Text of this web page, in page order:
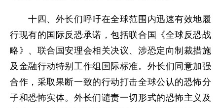
十四、外长们呼吁在全球范围内迅速有效地履
行现有的国际反恐承诺，包括联合国《全球反恐战
略》、联合国安理会相关决议、涉恐定向制裁措施
及金融行动特别工作组国际标准。外长们同意加强
合作，采取果断一致的行动打击全球公认的恐怖分
子和恐怖实体。外长们谴责一切形式的恐怖主义及